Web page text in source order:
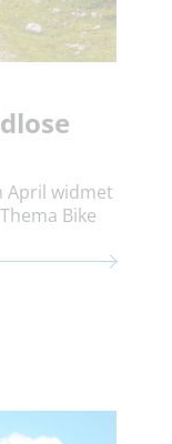
April widmet
Bike